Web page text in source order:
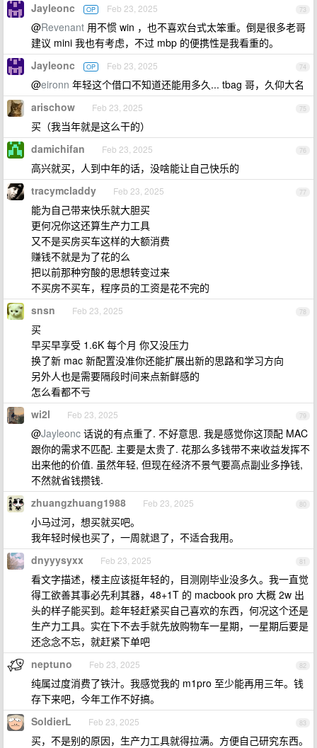
73
Jayleonc OP Feb 23, 2025
@Revenant 用不惯 win ，也不喜欢台式太笨重。倒是很多老哥
建议 mini 我也有考虑，不过 mbp 的便携性是我看重的。
74
Jayleonc OP Feb 23, 2025
@eironn 年轻这个借口不知道还能用多久... tbag 哥，久仰大名
75
arischow Feb 23, 2025
买（我当年就是这么干的）
76
damichifan Feb 23, 2025
高兴就买，人到中年的话，没啥能让自己快乐的
77
tracymcladdy Feb 23, 2025
能为自己带来快乐就大胆买
更何况你这还算生产力工具
又不是买房买车这样的大额消费
赚钱不就是为了花的么
把以前那种穷酸的思想转变过来
不买房不买车，程序员的工资是花不完的
78
snsn Feb 23, 2025
买
早买早享受 1.6K 每个月 你又没压力
换了新 mac 新配置没准你还能扩展出新的思路和学习方向
另外人也是需要隔段时间来点新鲜感的
怎么看都不亏
79
wi2l Feb 23, 2025
@Jayleonc 话说的有点重了. 不好意思. 我是感觉你这顶配 MAC
跟你的需求不匹配. 主要是太贵了. 花那么多钱带不来收益发挥不
出来他的价值. 虽然年轻, 但现在经济不景气要高点副业多挣钱,
不然就省钱攒钱.
80
zhuangzhuang1988 Feb 23, 2025
小马过河，想买就买吧。
我年轻时候也买了，一周就退了，不适合我用。
81
dnyyysyxx Feb 23, 2025
看文字描述，楼主应该挺年轻的，目测刚毕业没多久。我一直觉
得工欲善其事必先利其器，48+1T 的 macbook pro 大概 2w 出
头的样子能买到。趁年轻赶紧买自己喜欢的东西，何况这个还是
生产力工具。实在下不去手就先放购物车一星期，一星期后要是
还念念不忘，就赶紧下单吧
82
neptuno Feb 23, 2025
纯属过度消费了铁汁。我感觉我的 m1pro 至少能再用三年。钱
存下来吧，今年工作不好搞。
83
SoldierL Feb 23, 2025
买，不是别的原因，生产力工具就得拉满。方便自己研究东西。